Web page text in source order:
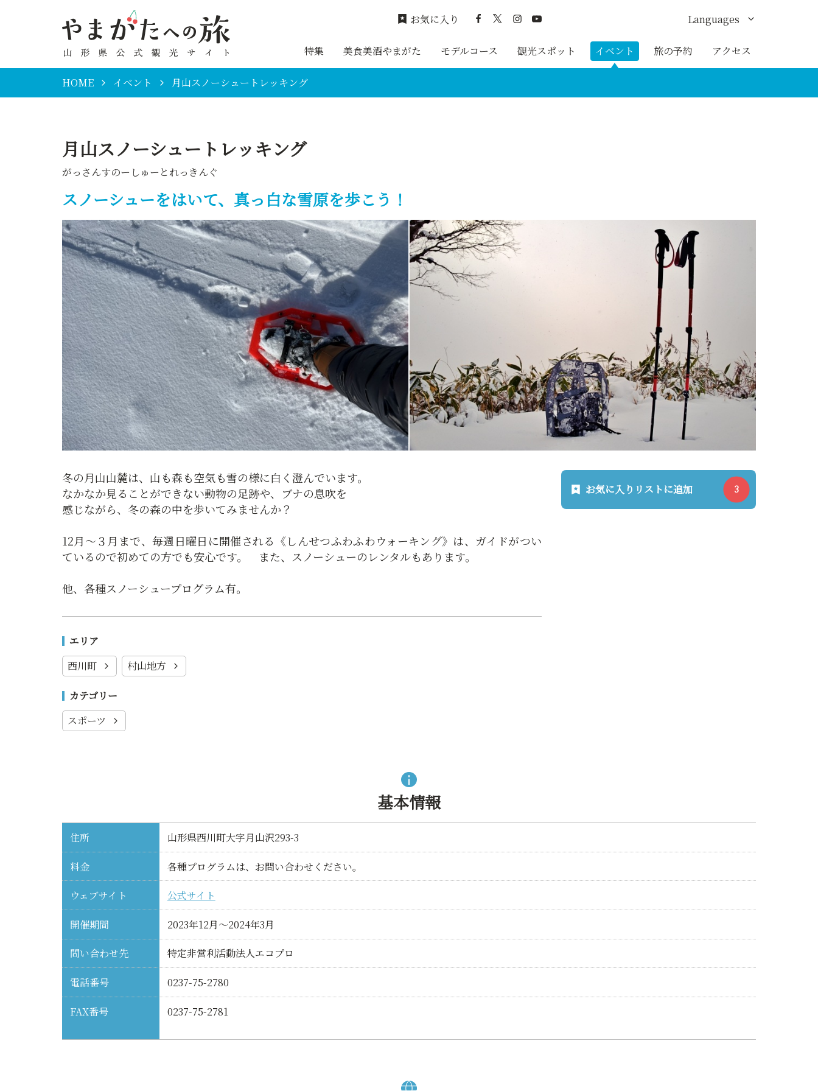
特集 美食美酒やまがた モデルコース 観光スポット イベント 旅の予約 アクセス
お気に入り Languages
English
HOME イベント 月山スノーシュートレッキング
月山スノーシュートレッキング
がっさんすのーしゅーとれっきんぐ
スノーシューをはいて、真っ白な雪原を歩こう！
冬の月山山麓は、山も森も空気も雪の様に白く澄んでいます。
なかなか見ることができない動物の足跡や、ブナの息吹を
感じながら、冬の森の中を歩いてみませんか？
12月～３月まで、毎週日曜日に開催される《しんせつふわふわウォーキング》は、ガイドがつい
ているので初めての方でも安心です。 また、スノーシューのレンタルもあります。
他、各種スノーシュープログラム有。
エリア
西川町
村山地方
カテゴリー
スポーツ
お気に入りリストに追加
基本情報
住所 山形県西川町大字月山沢293-3
料金 各種プログラムは、お問い合わせください。
ウェブサイト 公式サイト
開催期間 2023年12月～2024年3月
問い合わせ先 特定非営利活動法人エコプロ
電話番号 0237-75-2780
FAX番号 0237-75-2781